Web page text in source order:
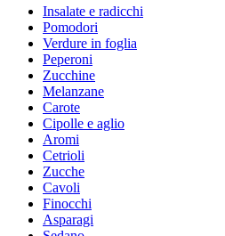
Insalate e radicchi
Pomodori
Verdure in foglia
Peperoni
Zucchine
Melanzane
Carote
Cipolle e aglio
Aromi
Cetrioli
Zucche
Cavoli
Finocchi
Asparagi